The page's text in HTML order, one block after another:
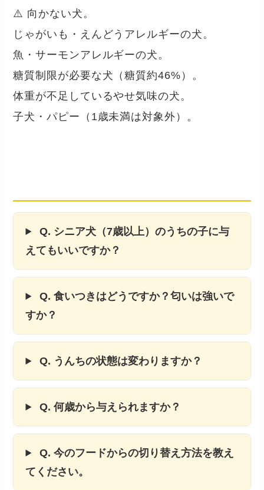
⚠️ 向かない犬。
じゃがいも・えんどうアレルギーの犬。
魚・サーモンアレルギーの犬。
糖質制限が必要な犬（糖質約46%）。
体重が不足しているやせ気味の犬。
子犬・パピー（1歳未満は対象外）。
Q. シニア犬（7歳以上）のうちの子に与
えてもいいですか？
Q. 食いつきはどうですか？匂いは強いで
すか？
Q. うんちの状態は変わりますか？
Q. 何歳から与えられますか？
Q. 今のフードからの切り替え方法を教え
てください。